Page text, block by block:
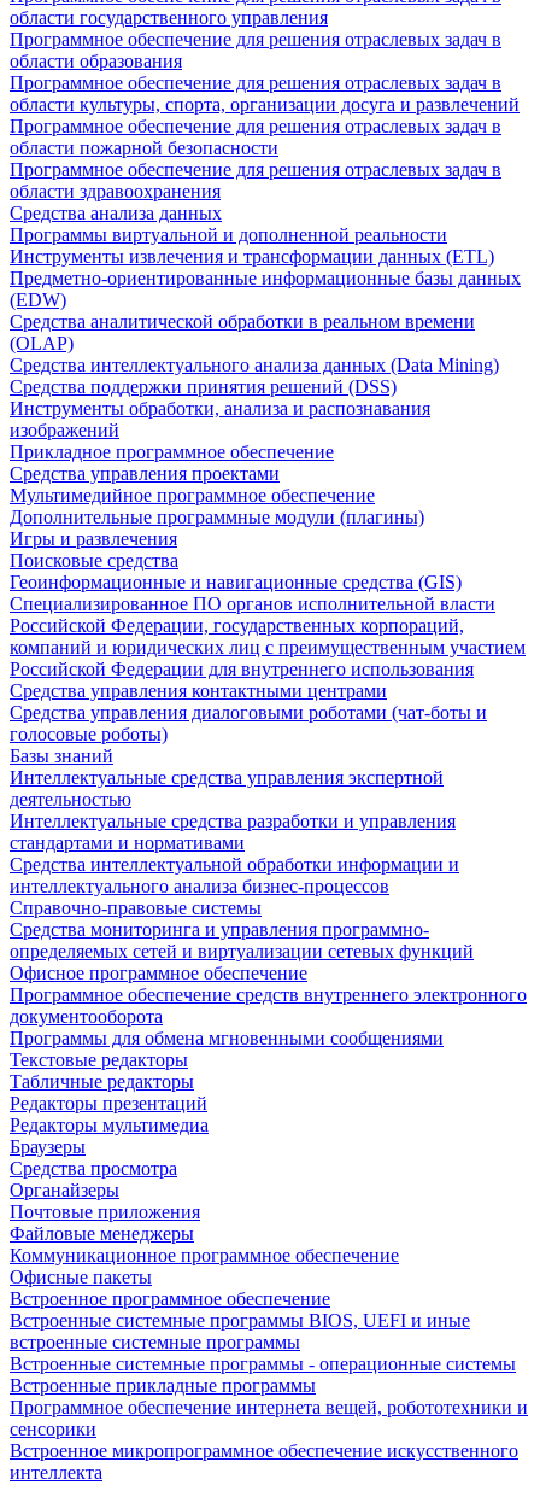
области государственного управления
Программное обеспечение для решения отраслевых задач в
области образования
Программное обеспечение для решения отраслевых задач в
области культуры, спорта, организации досуга и развлечений
Программное обеспечение для решения отраслевых задач в
области пожарной безопасности
Программное обеспечение для решения отраслевых задач в
области здравоохранения
Средства анализа данных
Программы виртуальной и дополненной реальности
Инструменты извлечения и трансформации данных (ETL)
Предметно-ориентированные информационные базы данных
(EDW)
Средства аналитической обработки в реальном времени
(OLAP)
Средства интеллектуального анализа данных (Data Mining)
Средства поддержки принятия решений (DSS)
Инструменты обработки, анализа и распознавания
изображений
Прикладное программное обеспечение
Средства управления проектами
Мультимедийное программное обеспечение
Дополнительные программные модули (плагины)
Игры и развлечения
Поисковые средства
Геоинформационные и навигационные средства (GIS)
Специализированное ПО органов исполнительной власти
Российской Федерации, государственных корпораций,
компаний и юридических лиц с преимущественным участием
Российской Федерации для внутреннего использования
Средства управления контактными центрами
Средства управления диалоговыми роботами (чат-боты и
голосовые роботы)
Базы знаний
Интеллектуальные средства управления экспертной
деятельностью
Интеллектуальные средства разработки и управления
стандартами и нормативами
Средства интеллектуальной обработки информации и
интеллектуального анализа бизнес-процессов
Справочно-правовые системы
Средства мониторинга и управления программно-
определяемых сетей и виртуализации сетевых функций
Офисное программное обеспечение
Программное обеспечение средств внутреннего электронного
документооборота
Программы для обмена мгновенными сообщениями
Текстовые редакторы
Табличные редакторы
Редакторы презентаций
Редакторы мультимедиа
Браузеры
Средства просмотра
Органайзеры
Почтовые приложения
Файловые менеджеры
Коммуникационное программное обеспечение
Офисные пакеты
Встроенное программное обеспечение
Встроенные системные программы BIOS, UEFI и иные
встроенные системные программы
Встроенные системные программы - операционные системы
Встроенные прикладные программы
Программное обеспечение интернета вещей, робототехники и
сенсорики
Встроенное микропрограммное обеспечение искусственного
интеллекта